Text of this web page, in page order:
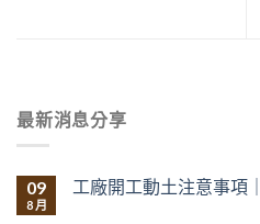
最新消息分享
09
8 月
工廠開工動土注意事項